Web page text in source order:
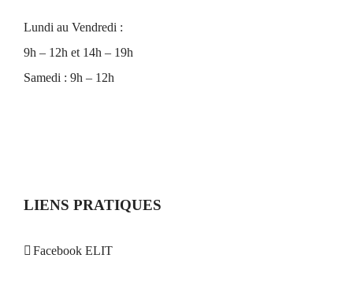
Lundi au Vendredi :
9h – 12h et 14h – 19h
Samedi : 9h – 12h
LIENS PRATIQUES
Facebook ELIT